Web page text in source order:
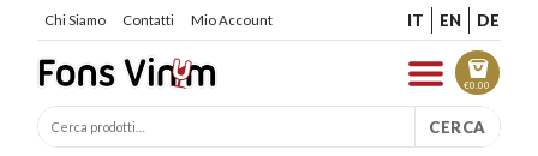
Chi Siamo Contatti Mio Account IT EN DE
€0.00
CERCA